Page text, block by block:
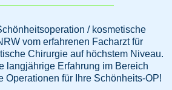
/ kosmetische
vom erfahrenen Facharzt für
Chirurgie auf höchstem Niveau.
langjährige Erfahrung im Bereich
Operationen für Ihre Schönheits-OP!